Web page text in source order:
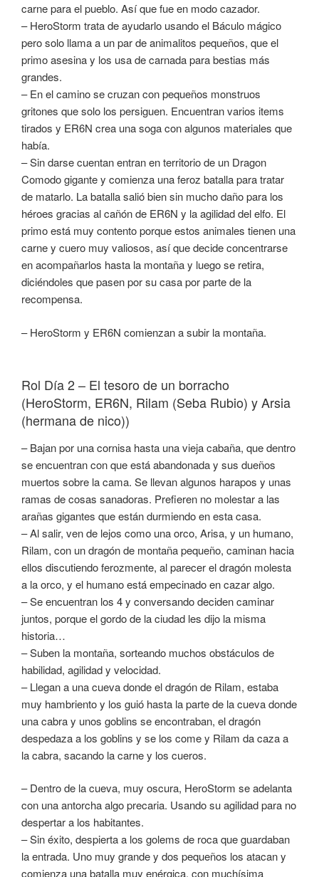
carne para el pueblo. Así que fue en modo cazador.
– HeroStorm trata de ayudarlo usando el Báculo mágico
pero solo llama a un par de animalitos pequeños, que el
primo asesina y los usa de carnada para bestias más
grandes.
– En el camino se cruzan con pequeños monstruos
gritones que solo los persiguen. Encuentran varios items
tirados y ER6N crea una soga con algunos materiales que
había.
– Sin darse cuentan entran en territorio de un Dragon
Comodo gigante y comienza una feroz batalla para tratar
de matarlo. La batalla salió bien sin mucho daño para los
héroes gracias al cañón de ER6N y la agilidad del elfo. El
primo está muy contento porque estos animales tienen una
carne y cuero muy valiosos, así que decide concentrarse
en acompañarlos hasta la montaña y luego se retira,
diciéndoles que pasen por su casa por parte de la
recompensa.
– HeroStorm y ER6N comienzan a subir la montaña.
Rol Día 2 – El tesoro de un borracho
(HeroStorm, ER6N, Rilam (Seba Rubio) y Arsia
(hermana de nico))
– Bajan por una cornisa hasta una vieja cabaña, que dentro
se encuentran con que está abandonada y sus dueños
muertos sobre la cama. Se llevan algunos harapos y unas
ramas de cosas sanadoras. Prefieren no molestar a las
arañas gigantes que están durmiendo en esta casa.
– Al salir, ven de lejos como una orco, Arisa, y un humano,
Rilam, con un dragón de montaña pequeño, caminan hacia
ellos discutiendo ferozmente, al parecer el dragón molesta
a la orco, y el humano está empecinado en cazar algo.
– Se encuentran los 4 y conversando deciden caminar
juntos, porque el gordo de la ciudad les dijo la misma
historia…
– Suben la montaña, sorteando muchos obstáculos de
habilidad, agilidad y velocidad.
– Llegan a una cueva donde el dragón de Rilam, estaba
muy hambriento y los guió hasta la parte de la cueva donde
una cabra y unos goblins se encontraban, el dragón
despedaza a los goblins y se los come y Rilam da caza a
la cabra, sacando la carne y los cueros.
– Dentro de la cueva, muy oscura, HeroStorm se adelanta
con una antorcha algo precaria. Usando su agilidad para no
despertar a los habitantes.
– Sin éxito, despierta a los golems de roca que guardaban
la entrada. Uno muy grande y dos pequeños los atacan y
comienza una batalla muy enérgica, con muchísima